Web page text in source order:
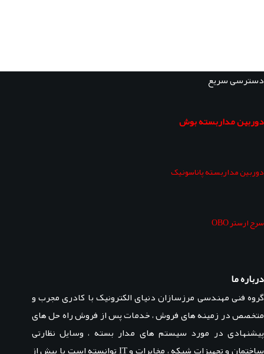
دسترسی سریع
دوربین مداربسته بوش
دوربین مداربسته پاناسونیک
سرج ارستر OBO
درباره ما
گروه فنی مهندسی مرزسازان دنیای الکترونیک با کادری مجرب و
متخصص در زمینه های فروش ، خدمات پس از فروش راه حل های
پیشنهادی در مورد سیستم های مدار بسته ، وسایل نظارتی
ساختمان و تجهیزات شبکه ، مخابرات و IT توانسته است با بیش از